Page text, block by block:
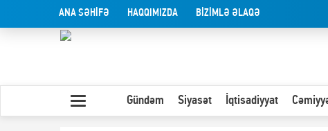
ANA SƏHİFƏ HAQQIMIZDA BİZİMLƏ ƏLAQƏ
Gündəm Siyasət İqtisadiyyat